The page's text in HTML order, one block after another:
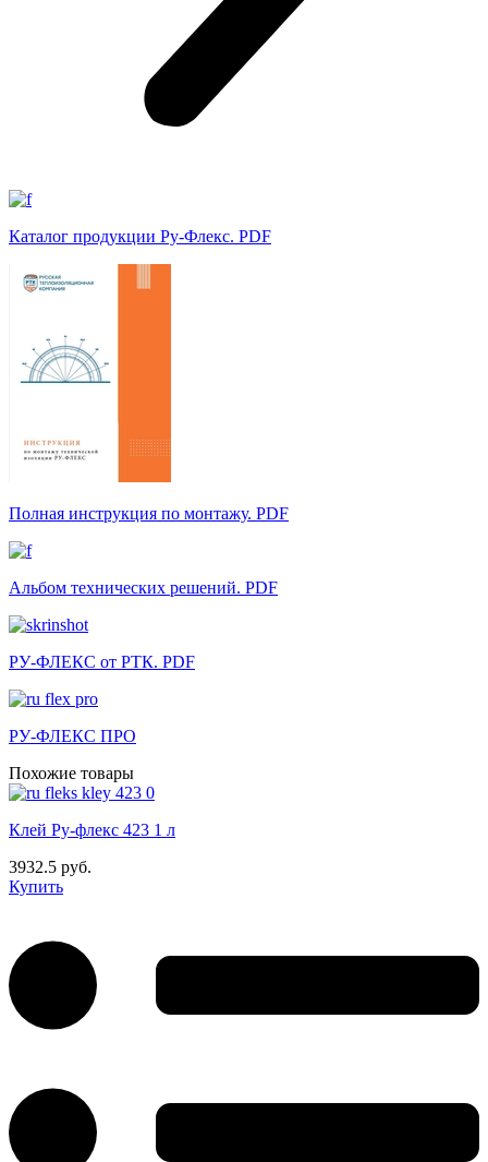
Каталог продукции Ру-Флекс. PDF
Полная инструкция по монтажу. PDF
Альбом технических решений. PDF
РУ-ФЛЕКС от РТК. PDF
РУ-ФЛЕКС ПРО
Похожие товары
Клей Ру-флекс 423 1 л
3932.5 руб.
Купить